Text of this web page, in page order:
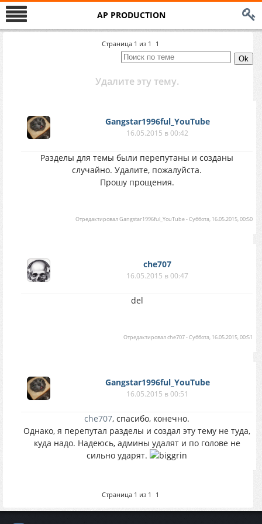
AP PRODUCTION
Страница 1 из 1 1
Удалите эту тему.
Gangstar1996ful_YouTube
16.05.2015 в 00:42
Разделы для темы были перепутаны и созданы
случайно. Удалите, пожалуйста.
Прошу прощения.
ОтредактировалGangstar1996ful_YouTube-Суббота, 16.05.2015, 00:50
che707
16.05.2015 в 00:47
del
Отредактировалche707-Суббота, 16.05.2015, 00:51
Gangstar1996ful_YouTube
16.05.2015 в 00:51
che707, спасибо, конечно.
Однако, я перепутал разделы и создал эту тему не туда,
куда надо. Надеюсь, админы удалят и по голове не
сильно ударят.
Страница 1 из 1 1